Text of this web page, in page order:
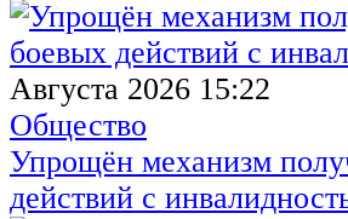
Августа 2026 15:22
Общество
Упрощён механизм
действий с